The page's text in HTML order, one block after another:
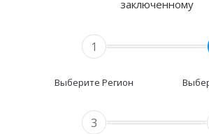
заключенному
1
Выберите Регион
3